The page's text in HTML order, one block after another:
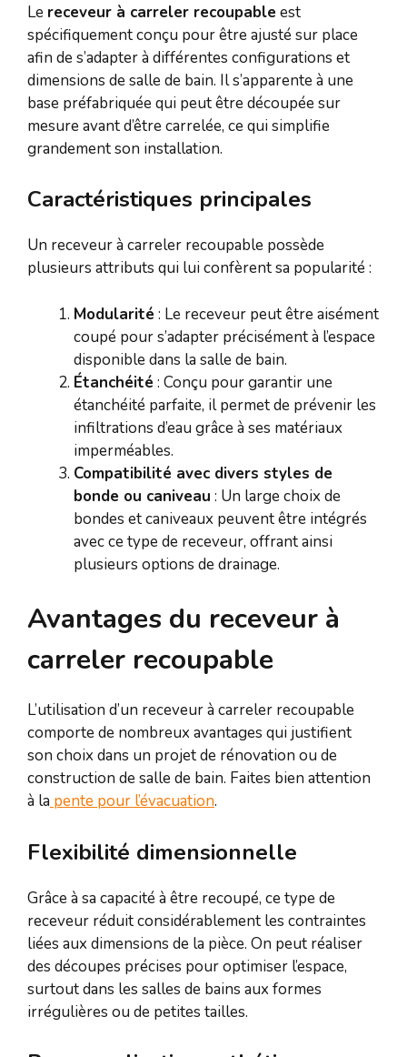
Le receveur à carreler recoupable est
spécifiquement conçu pour être ajusté sur place
afin de s’adapter à différentes configurations et
dimensions de salle de bain. Il s’apparente à une
base préfabriquée qui peut être découpée sur
mesure avant d’être carrelée, ce qui simplifie
grandement son installation.
Caractéristiques principales
Un receveur à carreler recoupable possède
plusieurs attributs qui lui confèrent sa popularité :
Modularité : Le receveur peut être aisément
coupé pour s’adapter précisément à l’espace
disponible dans la salle de bain.
Étanchéité : Conçu pour garantir une
étanchéité parfaite, il permet de prévenir les
infiltrations d’eau grâce à ses matériaux
imperméables.
Compatibilité avec divers styles de
bonde ou caniveau : Un large choix de
bondes et caniveaux peuvent être intégrés
avec ce type de receveur, offrant ainsi
plusieurs options de drainage.
Avantages du receveur à
carreler recoupable
L’utilisation d’un receveur à carreler recoupable
comporte de nombreux avantages qui justifient
son choix dans un projet de rénovation ou de
construction de salle de bain. Faites bien attention
à la pente pour l’évacuation.
Flexibilité dimensionnelle
Grâce à sa capacité à être recoupé, ce type de
receveur réduit considérablement les contraintes
liées aux dimensions de la pièce. On peut réaliser
des découpes précises pour optimiser l’espace,
surtout dans les salles de bains aux formes
irrégulières ou de petites tailles.